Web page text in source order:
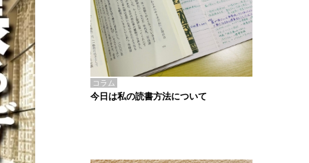
コラム
今日は私の読書方法について